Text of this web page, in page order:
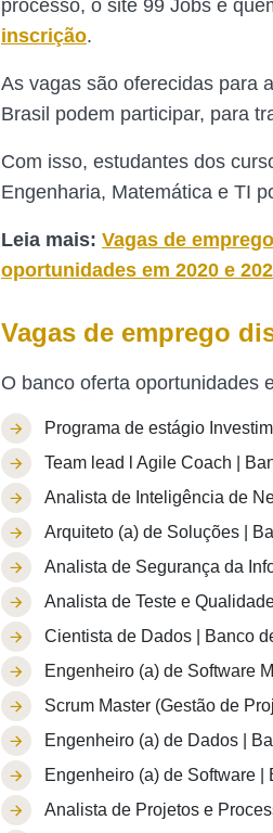
processo, o site 99 Jobs é
inscrição.
As vagas são oferecidas para
Brasil podem participar, para
Com isso, estudantes dos
Engenharia, Matemática e TI
Leia mais: Vagas de
oportunidades em 2020 e
Vagas de emprego
O banco oferta oportunidades
Programa de estágio
Team lead l Agile Coach |
Analista de Inteligência de
Arquiteto (a) de Soluções |
Analista de Segurança da
Analista de Teste e
Cientista de Dados | Banco
Engenheiro (a) de Software
Scrum Master (Gestão de
Engenheiro (a) de Dados |
Engenheiro (a) de Software |
Analista de Projetos e